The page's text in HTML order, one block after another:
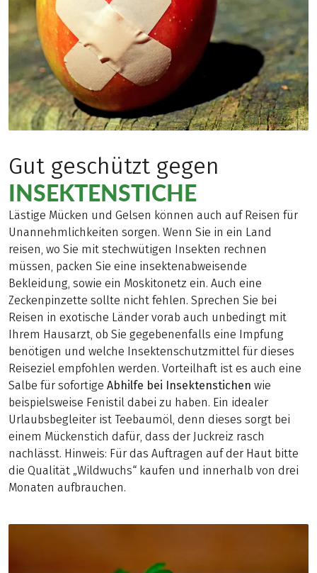
Gut geschützt gegen
INSEKTENSTICHE
Lästige Mücken und Gelsen können auch auf Reisen für
Unannehmlichkeiten sorgen. Wenn Sie in ein Land
reisen, wo Sie mit stechwütigen Insekten rechnen
müssen, packen Sie eine insektenabweisende
Bekleidung, sowie ein Moskitonetz ein. Auch eine
Zeckenpinzette sollte nicht fehlen. Sprechen Sie bei
Reisen in exotische Länder vorab auch unbedingt mit
Ihrem Hausarzt, ob Sie gegebenenfalls eine Impfung
benötigen und welche Insektenschutzmittel für dieses
Reiseziel empfohlen werden. Vorteilhaft ist es auch eine
Salbe für sofortige Abhilfe bei Insektenstichen wie
beispielsweise Fenistil dabei zu haben. Ein idealer
Urlaubsbegleiter ist Teebaumöl, denn dieses sorgt bei
einem Mückenstich dafür, dass der Juckreiz rasch
nachlässt. Hinweis: Für das Auftragen auf der Haut bitte
die Qualität „Wildwuchs“ kaufen und innerhalb von drei
Monaten aufbrauchen.